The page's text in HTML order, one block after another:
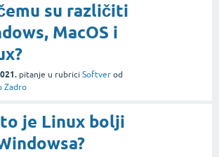
su različiti
MacOS i
pitanje u rubrici Softver od
Zadro
je Linux bolji